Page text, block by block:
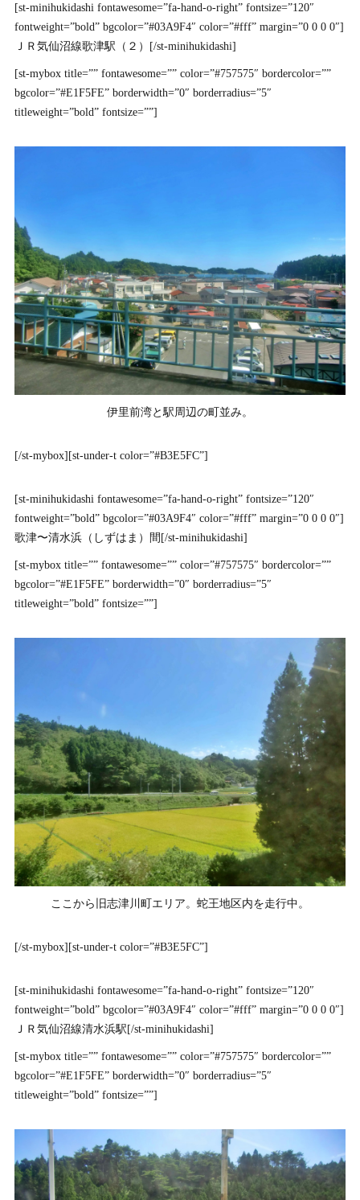
[st-minihukidashi fontawesome=”fa-hand-o-right” fontsize=”120″
fontweight=”bold” bgcolor=”#03A9F4″ color=”#fff” margin=”0 0 0 0″]
ＪＲ気仙沼線歌津駅（２）[/st-minihukidashi]
[st-mybox title=”” fontawesome=”” color=”#757575″ bordercolor=””
bgcolor=”#E1F5FE” borderwidth=”0″ borderradius=”5″
titleweight=”bold” fontsize=””]
伊里前湾と駅周辺の町並み。
[/st-mybox][st-under-t color=”#B3E5FC”]
[st-minihukidashi fontawesome=”fa-hand-o-right” fontsize=”120″
fontweight=”bold” bgcolor=”#03A9F4″ color=”#fff” margin=”0 0 0 0″]
歌津〜清水浜（しずはま）間[/st-minihukidashi]
[st-mybox title=”” fontawesome=”” color=”#757575″ bordercolor=””
bgcolor=”#E1F5FE” borderwidth=”0″ borderradius=”5″
titleweight=”bold” fontsize=””]
ここから旧志津川町エリア。蛇王地区内を走行中。
[/st-mybox][st-under-t color=”#B3E5FC”]
[st-minihukidashi fontawesome=”fa-hand-o-right” fontsize=”120″
fontweight=”bold” bgcolor=”#03A9F4″ color=”#fff” margin=”0 0 0 0″]
ＪＲ気仙沼線清水浜駅[/st-minihukidashi]
[st-mybox title=”” fontawesome=”” color=”#757575″ bordercolor=””
bgcolor=”#E1F5FE” borderwidth=”0″ borderradius=”5″
titleweight=”bold” fontsize=””]